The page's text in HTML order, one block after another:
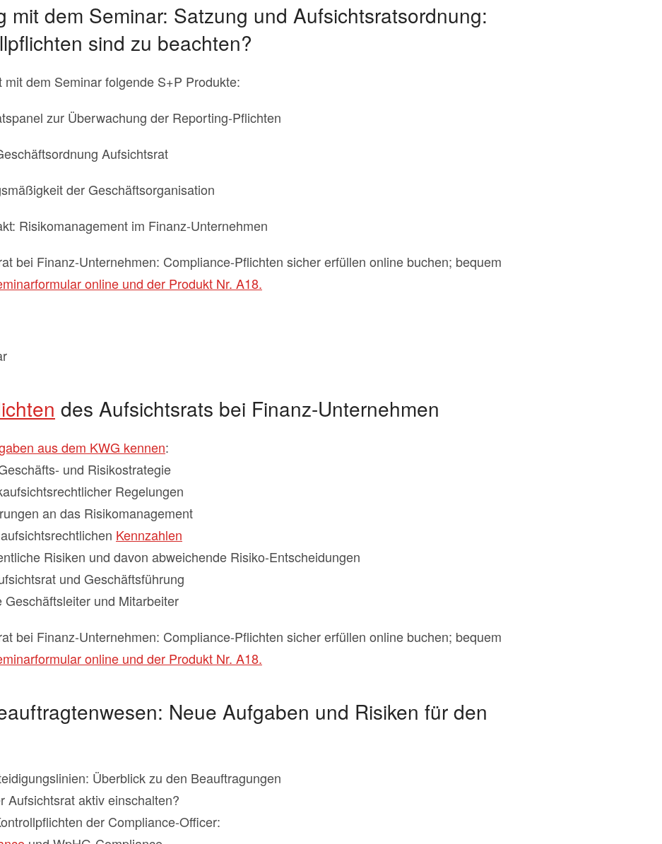
mit dem Seminar: Satzung und Aufsichtsratsordnung:
sind zu beachten?
mit dem Seminar folgende S+P Produkte:
zur Überwachung der Reporting-Pflichten
Aufsichtsrat
der Geschäftsorganisation
Risikomanagement im Finanz-Unternehmen
bei Finanz-Unternehmen: Compliance-Pflichten sicher erfüllen online buchen; bequem
online und der Produkt Nr. A18.
des Aufsichtsrats bei Finanz-Unternehmen
aus dem KWG kennen:
und Risikostrategie
Regelungen
an das Risikomanagement
Kennzahlen
Risiken und davon abweichende Risiko-Entscheidungen
und Geschäftsführung
Geschäftsleiter und Mitarbeiter
bei Finanz-Unternehmen: Compliance-Pflichten sicher erfüllen online buchen; bequem
online und der Produkt Nr. A18.
Neue Aufgaben und Risiken für den
Überblick zu den Beauftragungen
Aufsichtsrat aktiv einschalten?
der Compliance-Officer: